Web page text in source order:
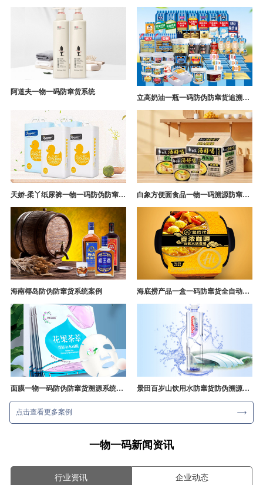
阿道夫一物一码防窜货系统
立高奶油一瓶一码防伪防窜货追溯系统解决方案
天娇-柔丫纸尿裤一物一码防伪防窜货追溯系统案例 白象方便面食品一物一码溯源防窜货解决方案
海南椰岛防伪防窜货系统案例 海底捞产品一盒一码防窜货全自动产线追溯方案
面膜一物一码防伪防窜货溯源系统开发 景田百岁山饮用水防窜货防伪溯源成功案例
点击查看更多案例
一物一码新闻资讯
行业资讯 企业动态